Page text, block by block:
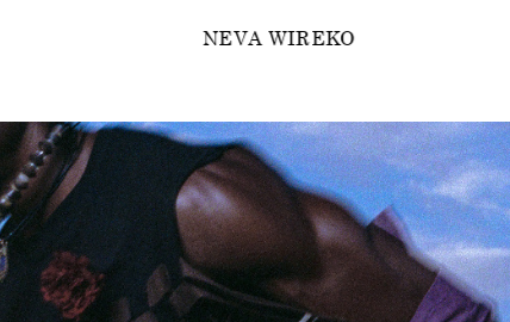
NEVA WIREKO